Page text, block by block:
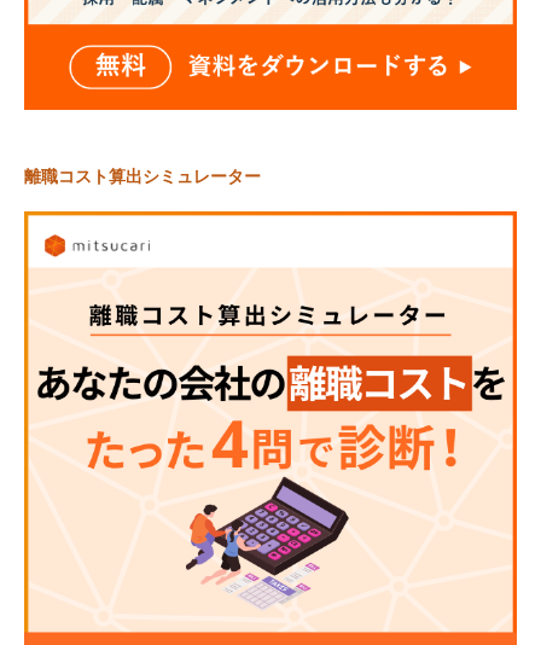
離職コスト算出シミュレーター